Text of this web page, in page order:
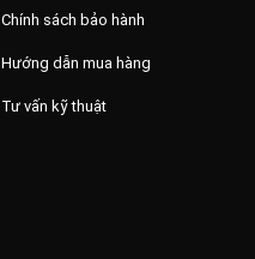
Chính sách bảo hành
Hướng dẫn mua hàng
Tư vấn kỹ thuật